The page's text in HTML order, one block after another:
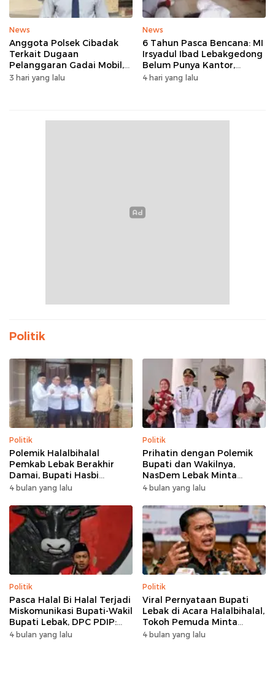
News
Anggota Polsek Cibadak
Terkait Dugaan
Pelanggaran Gadai Mobil,
Kasus Ditangani Bid
3 hari yang lalu
News
6 Tahun Pasca Bencana: MI
Irsyadul Ibad Lebakgedong
Belum Punya Kantor,
Belajar Tanpa Meja-Kursi
4 hari yang lalu
Politik
Politik
Polemik Halalbihalal
Pemkab Lebak Berakhir
Damai, Bupati Hasbi
Sambangi Kediaman
4 bulan yang lalu
Politik
Prihatin dengan Polemik
Bupati dan Wakilnya,
NasDem Lebak Minta
Saling Introspeksi
4 bulan yang lalu
Politik
Pasca Halal Bi Halal Terjadi
Miskomunikasi Bupati-Wakil
Bupati Lebak, DPC PDIP:
Kami Tetap Solid dan Akan
4 bulan yang lalu
Politik
Viral Pernyataan Bupati
Lebak di Acara Halalbihalal,
Tokoh Pemuda Minta
Bersatu hingga Usul
4 bulan yang lalu